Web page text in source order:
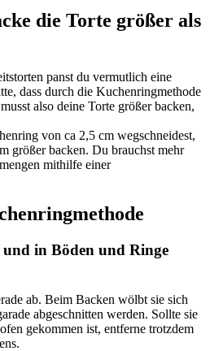
die Torte größer als
panst du vermutlich eine
dass durch die Kuchenringmethode
also deine Torte größer backen,
von ca 2,5 cm wegschneidest,
größer backen. Du brauchst mehr
mithilfe einer
in Böden und Ringe
ab. Beim Backen wölbt sie sich
abgeschnitten werden. Sollte sie
gekommen ist, entferne trotzdem